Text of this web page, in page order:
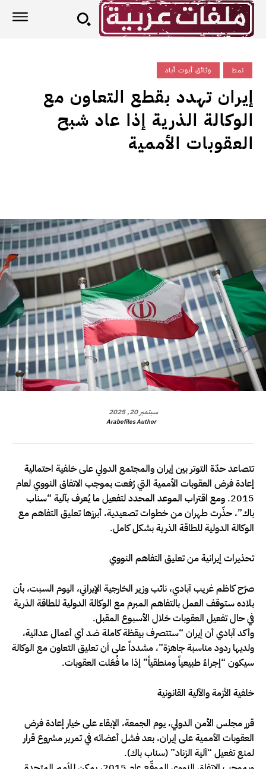
نمط وثائق أبوت أباد
إيران تهدد بقطع التعاون مع
الوكالة الذرية إذا عاد شبح
العقوبات الأممية
سبتمبر 20, 2025
Arabefiles Author
تتصاعد حدّة التوتر بين إيران والمجتمع الدولي على خلفية احتمالية
إعادة فرض العقوبات الأممية التي رُفعت بموجب الاتفاق النووي لعام
2015. ومع اقتراب الموعد المحدد لتفعيل ما يُعرف بآلية “سناب
باك”، حذّرت طهران من خطوات تصعيدية، أبرزها تعليق التفاهم مع
الوكالة الدولية للطاقة الذرية بشكل كامل.
تحذيرات إيرانية من تعليق التفاهم النووي
صرّح كاظم غريب آبادي، نائب وزير الخارجية الإيراني، اليوم السبت، بأن
بلاده ستوقف العمل بالتفاهم المبرم مع الوكالة الدولية للطاقة الذرية
في حال تفعيل العقوبات خلال الأسبوع المقبل.
وأكد آبادي أن إيران “ستتصرف بيقظة كاملة ضد أي أعمال عدائية،
ولديها ردود مناسبة جاهزة”، مشدداً على أن تعليق التعاون مع الوكالة
سيكون “إجراءً طبيعياً ومنطقياً” إذا ما فُعّلت العقوبات.
خلفية الأزمة والآلية القانونية
قرر مجلس الأمن الدولي، يوم الجمعة، الإبقاء على خيار إعادة فرض
العقوبات الأممية على إيران، بعد فشل أعضائه في تمرير مشروع قرار
لمنع تفعيل “آلية الزناد” (سناب باك).